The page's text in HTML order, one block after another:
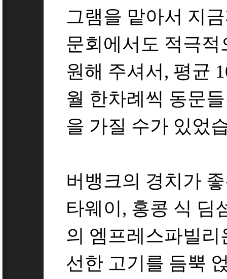
그램을 맡아서 지
문회에서도 적극
원해 주셔서, 평균
월 한차례씩 동문
을 가질 수가 있었
버뱅크의 경치가
타웨이, 홍콩 식 딤
의 엠프레스파빌
선한 고기를 듬뿍